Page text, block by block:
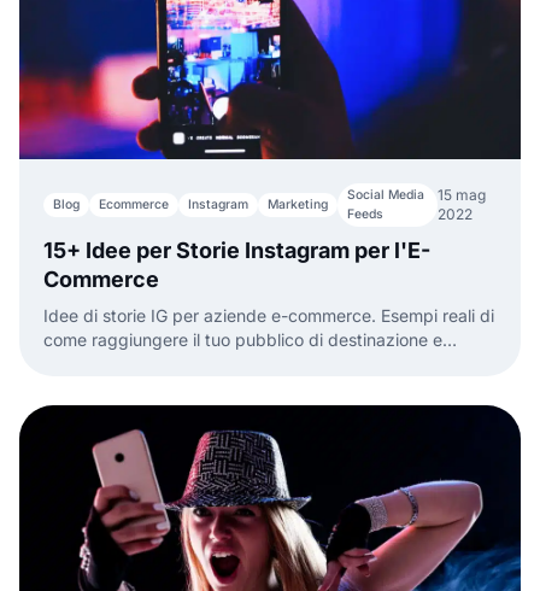
Blog Ecommerce Instagram Marketing
Social Media
Feeds
15 mag
2022
15+ Idee per Storie Instagram per l'E-
Commerce
Idee di storie IG per aziende e-commerce. Esempi reali di
come raggiungere il tuo pubblico di destinazione e